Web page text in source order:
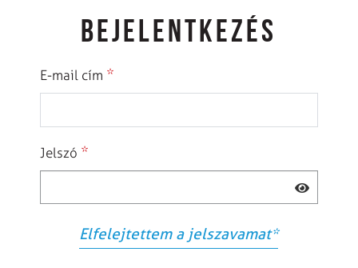
BEJELENTKEZÉS
E-mail cím *
Jelszó *
Elfelejtettem a jelszavamat*